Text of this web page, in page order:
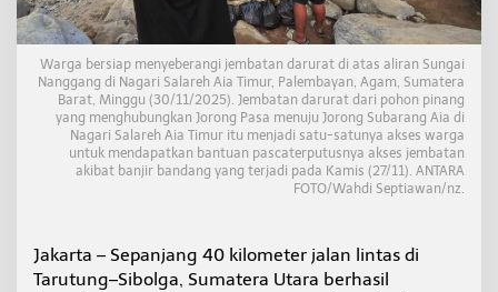
i
b
o
l
g
a
B
s
Warga bersiap menyeberangi jembatan darurat di atas aliran Sungai
Nanggang di Nagari Salareh Aia Timur, Palembayan, Agam, Sumatera
Barat, Minggu (30/11/2025). Jembatan darurat dari pohon pinang
yang menghubungkan Jorong Pasa menuju Jorong Subarang Aia di
Nagari Salareh Aia Timur itu menjadi satu-satunya akses warga
untuk mendapatkan bantuan pascaterputusnya akses jembatan
akibat banjir bandang yang terjadi pada Kamis (27/11). ANTARA
FOTO/Wahdi Septiawan/nz.
Jakarta – Sepanjang 40 kilometer jalan lintas di
Tarutung–Sibolga, Sumatera Utara berhasil